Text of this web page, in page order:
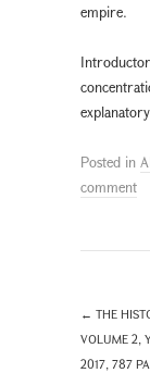
empire.
Posted in
comment
← THE
VOLUME 2,
2017, 787